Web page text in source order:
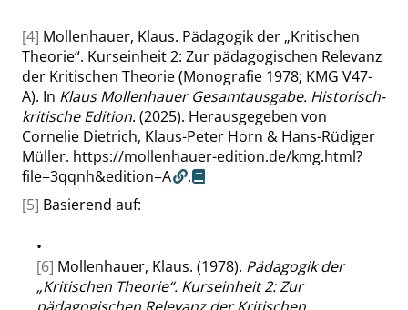
[4] Mollenhauer, Klaus. Pädagogik der „Kritischen
Theorie“. Kurseinheit 2: Zur pädagogischen Relevanz
der Kritischen Theorie (Monografie 1978; KMG V47-
A). In Klaus Mollenhauer Gesamtausgabe. Historisch-
kritische Edition. (2025). Herausgegeben von
Cornelie Dietrich, Klaus-Peter Horn & Hans-Rüdiger
Müller. https://mollenhauer-edition.de/kmg.html?
file=3qqnh&edition=A
.
[5] Basierend auf:
•
[6] Mollenhauer, Klaus. (1978). Pädagogik der
„Kritischen Theorie“. Kurseinheit 2: Zur